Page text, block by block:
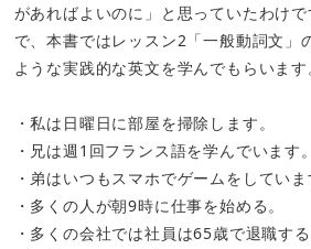
があればよいのに」と思っていたわけで
で、本書ではレッスン2「一般動詞文」
ような実践的な英文を学んでもらいます
・私は日曜日に部屋を掃除します。
・兄は週1回フランス語を学んでいます。
・弟はいつもスマホでゲームをしていま
・多くの人が朝9時に仕事を始める。
・多くの会社では社員は65歳で退職する